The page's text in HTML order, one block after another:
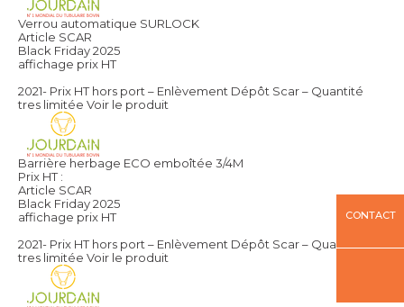
Verrou automatique SURLOCK
Article SCAR
Black Friday 2025
affichage prix HT
2021- Prix HT hors port – Enlèvement Dépôt Scar – Quantité
tres limitée Voir le produit
Barrière herbage ECO emboîtée 3/4M
Prix HT :
Article SCAR
Black Friday 2025
affichage prix HT
2021- Prix HT hors port – Enlèvement Dépôt Scar – Quantité
tres limitée Voir le produit
CONTACT